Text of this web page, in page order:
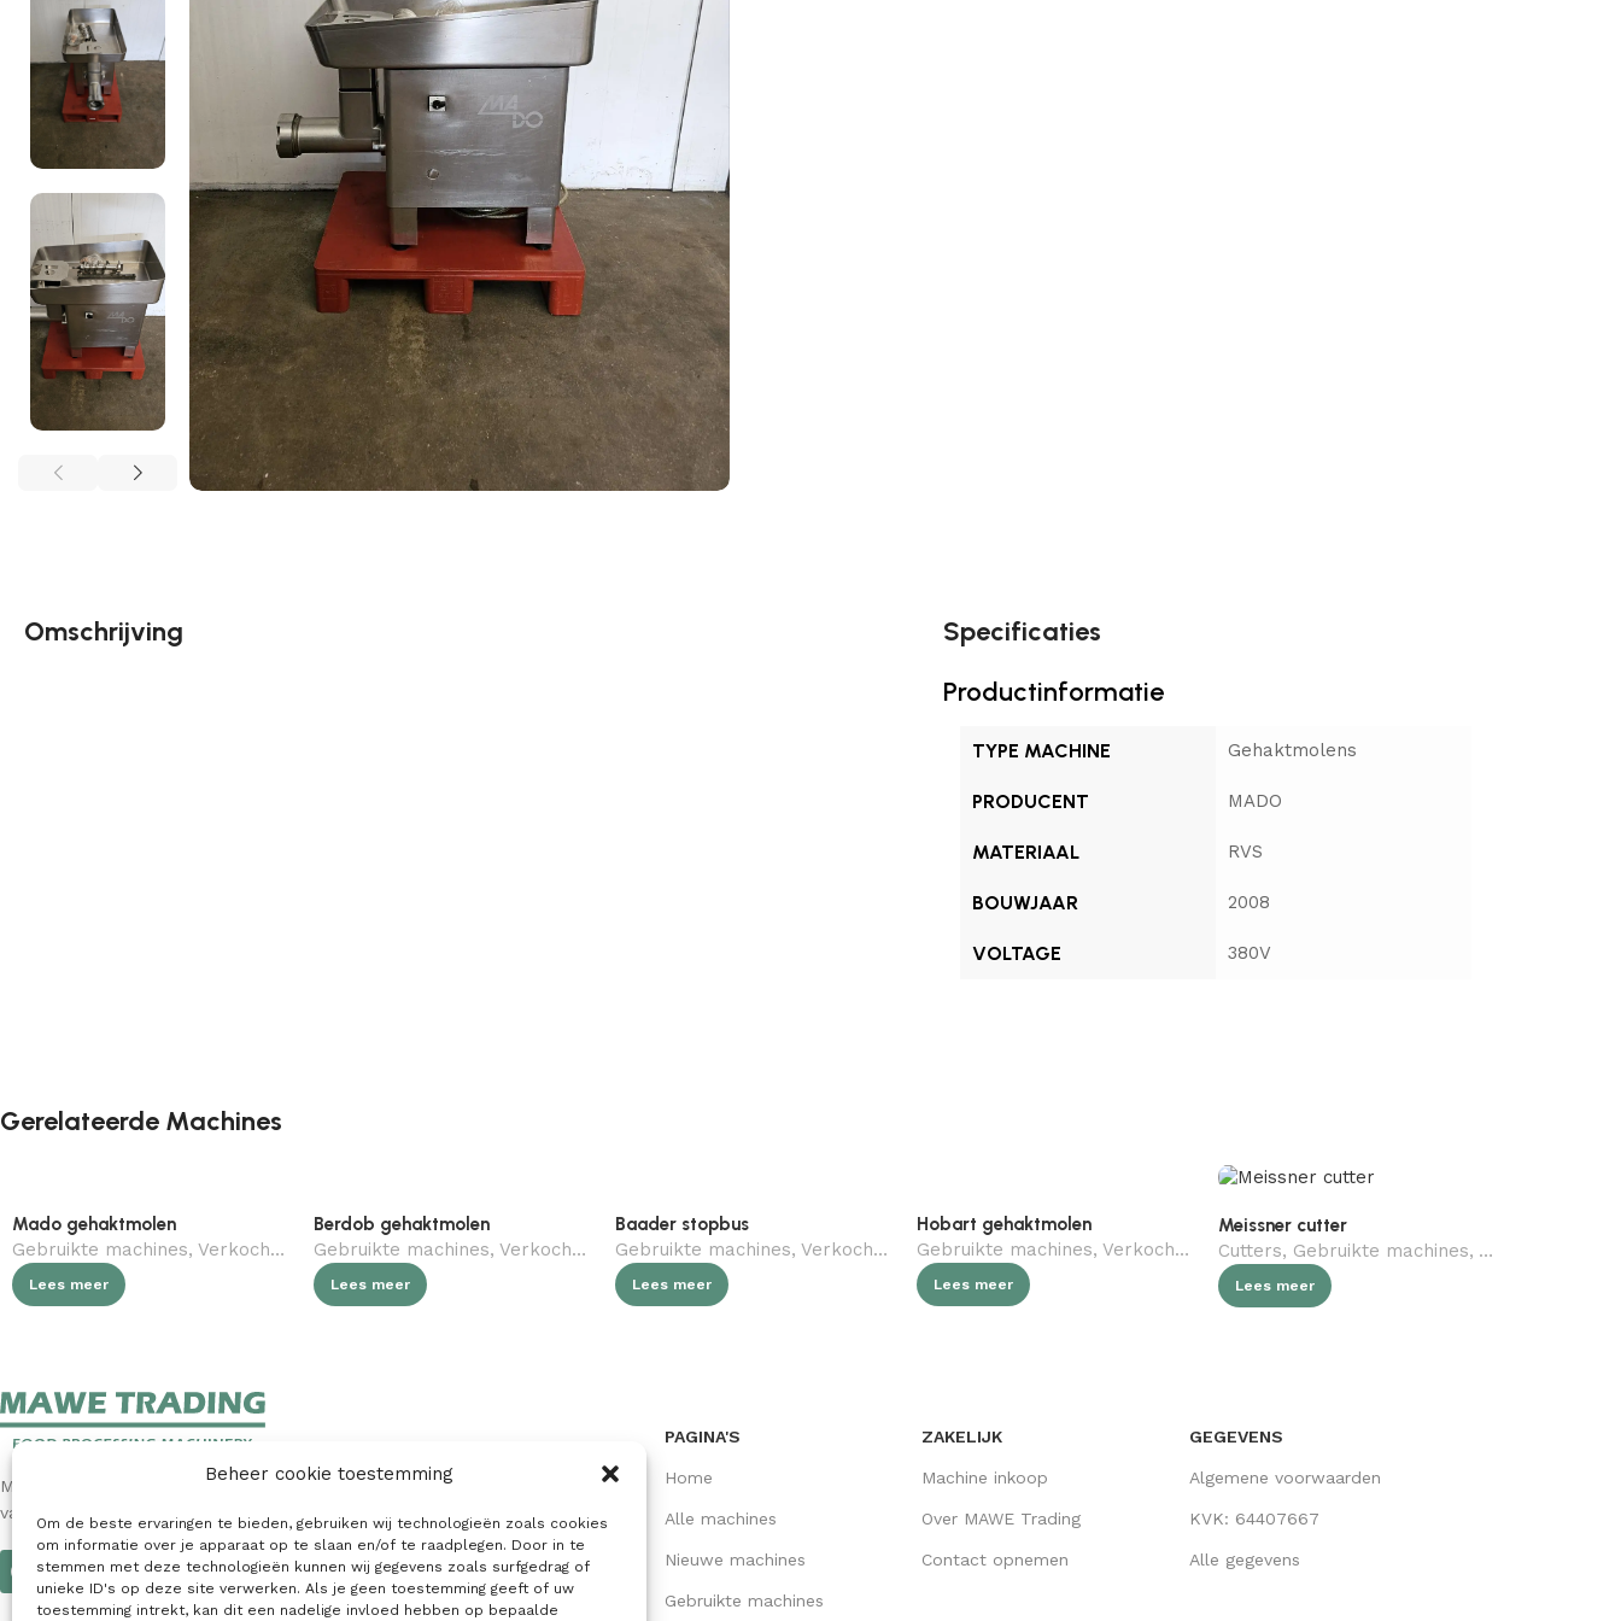
Beheer cookie toestemming
Om de beste ervaringen te bieden, gebruiken wij technologieën zoals cookies
om informatie over je apparaat op te slaan en/of te raadplegen. Door in te
stemmen met deze technologieën kunnen wij gegevens zoals surfgedrag of
unieke ID's op deze site verwerken. Als je geen toestemming geeft of uw
toestemming intrekt, kan dit een nadelige invloed hebben op bepaalde
Omschrijving
Specificaties
Productinformatie
TYPE MACHINE Gehaktmolens
PRODUCENT MADO
MATERIAAL RVS
BOUWJAAR 2008
VOLTAGE 380V
Gerelateerde Machines
Mado gehaktmolen
Gebruikte machines, Verkocht (gebruikt) , Slagerij
Lees meer
Berdob gehaktmolen
Gebruikte machines, Verkocht (gebruikt) , Slagerij
Lees meer
Baader stopbus
Gebruikte machines, Verkocht (gebruikt) , Slagerij
Lees meer
Hobart gehaktmolen
Gebruikte machines, Verkocht (gebruikt) , Slagerij
Lees meer
Meissner cutter
Cutters, Gebruikte machines, Verkocht
Lees meer
MAWE Trading is een toonaangevende internationale leverancier
van nieuwe en gebruikte machines voor de voedingsindustrie.
PAGINA'S
Home
Alle machines
Nieuwe machines
Gebruikte machines
ZAKELIJK
Machine inkoop
Over MAWE Trading
Contact opnemen
GEGEVENS
Algemene voorwaarden
KVK: 64407667
Alle gegevens